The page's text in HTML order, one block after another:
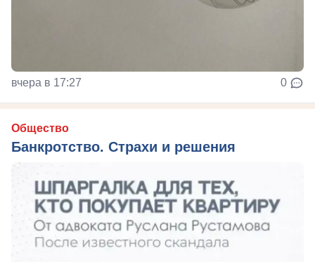
вчера в 17:27 0
Общество
Банкротство. Страхи и решения